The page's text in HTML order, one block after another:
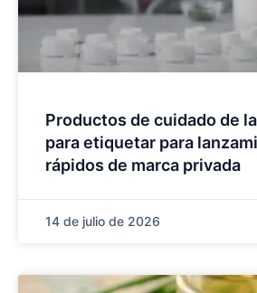
Productos de cuidado de
para etiquetar para
rápidos de marca privada
14 de julio de 2026